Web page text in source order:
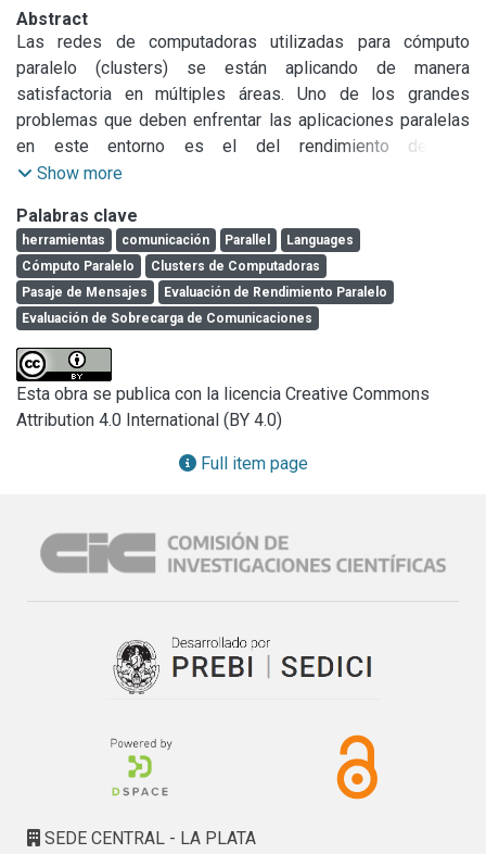
Abstract
Las redes de computadoras utilizadas para cómputo
paralelo (clusters) se están aplicando de manera
satisfactoria en múltiples áreas. Uno de los grandes
problemas que deben enfrentar las aplicaciones paralelas
en este entorno es el del rendimiento de las
comunicaciones, dado que el tiempo de comunicación es
se pueden llevar a cabo de manera local en cualquier
computadora. Por otro lado, tanto la topología de la red
local, como las herramientas de programación por pasaje
de mensajes que se disponen, tienen su propia sobrecarga
de comunicaciones que no siempre es sencilla de evaluar
y/o predecible a priori. En este artículo se presenta una
herramienta que estima el rendimiento de las
comunicaciones entre procesos de una aplicación paralela
utilizando las bibliotecas de pasaje de mensajes más
conocidas y de uso libre. En particular, la atención se centra
send-receive) y en una de las comunicaciones colectivas
más utilizadas, el mensaje broadcast, que implica enviar
Show more
Palabras clave
herramientas comunicación Parallel
Languages
Cómputo Paralelo
Clusters de Computadoras
Pasaje de Mensajes
Evaluación de Rendimiento Paralelo
Evaluación de Sobrecarga de Comunicaciones
Esta obra se publica con la licencia Creative Commons
Attribution 4.0 International (BY 4.0)
Full item page
SEDE CENTRAL - LA PLATA